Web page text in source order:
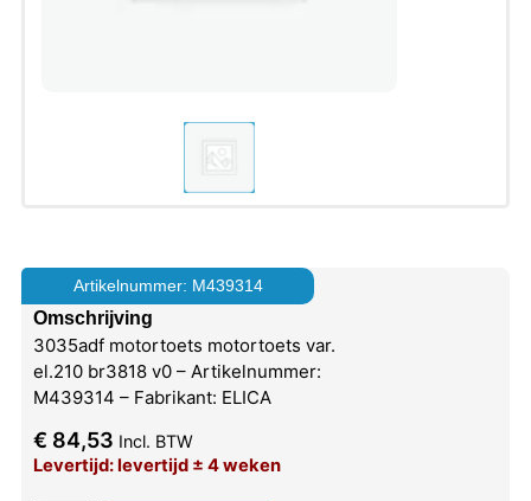
Artikelnummer: M439314
Omschrijving
3035adf motortoets motortoets var.
el.210 br3818 v0 – Artikelnummer:
M439314 – Fabrikant: ELICA
€ 84,53 Incl. BTW
Levertijd: levertijd ± 4 weken